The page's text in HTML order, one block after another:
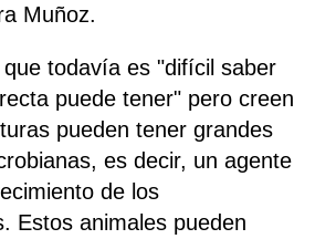
Muñoz.
todavía es "difícil saber
puede tener" pero creen
pueden tener grandes
es decir, un agente
de los
Estos animales pueden